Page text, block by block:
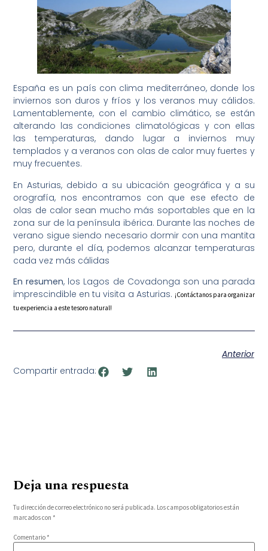
España es un país con clima mediterráneo, donde los
inviernos son duros y fríos y los veranos muy cálidos.
Lamentablemente, con el cambio climático, se están
alterando las condiciones climatológicas y con ellas
las temperaturas, dando lugar a inviernos muy
templados y a veranos con olas de calor muy fuertes y
muy frecuentes.
En Asturias, debido a su ubicación geográfica y a su
orografía, nos encontramos con que ese efecto de
olas de calor sean mucho más soportables que en la
zona sur de la península ibérica. Durante las noches de
verano sigue siendo necesario dormir con una mantita
pero, durante el día, podemos alcanzar temperaturas
cada vez más cálidas
En resumen, los Lagos de Covadonga son una parada
imprescindible en tu visita a Asturias. ¡Contáctanos para organizar
tu experiencia a este tesoro natural!
Anterior
Compartir entrada:
Deja una respuesta
Tu dirección de correo electrónico no será publicada. Los campos obligatorios están
marcados con*
Comentario*